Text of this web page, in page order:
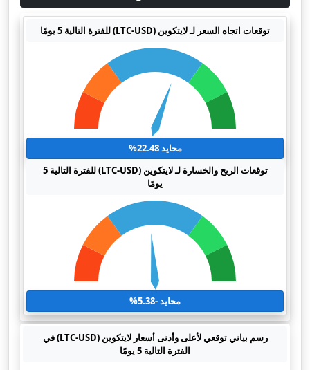
توقعات اتجاه السعر لـ لايتكوين (LTC-USD) للفترة التالية 5 يومًا
محايد 22.48%
توقعات الربح والخسارة لـ لايتكوين (LTC-USD) للفترة التالية 5
يومًا
محايد -5.38%
رسم بياني توقعي لأعلى وأدنى أسعار لايتكوين (LTC-USD) في
الفترة التالية 5 يومًا